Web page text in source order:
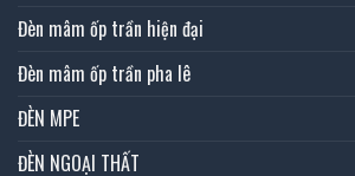
Đèn mâm ốp trần hiện đại
Đèn mâm ốp trần pha lê
ĐÈN MPE
ĐÈN NGOẠI THẤT